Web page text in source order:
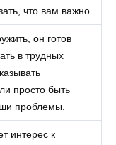
что вам важно.
он готов
в трудных
просто быть
проблемы.
интерес к